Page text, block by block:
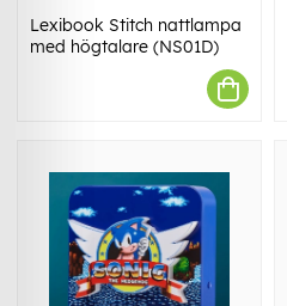
Lexibook Stitch nattlampa
med högtalare (NS01D)